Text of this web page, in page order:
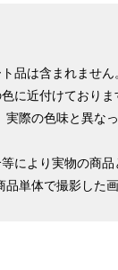
品は含まれません
に近付けており
際の色味と異な
により実物の商
単体で撮影した